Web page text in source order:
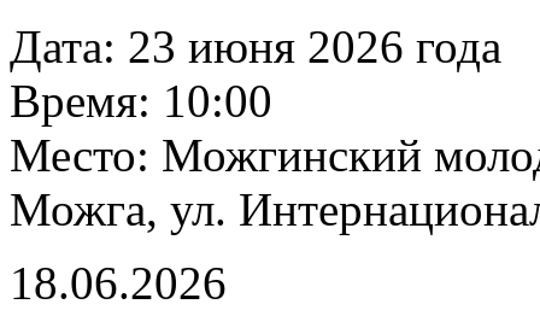
Дата: 23 июня 2026 года
Время: 10:00
Место: Можгинский
Можга, ул.
18.06.2026